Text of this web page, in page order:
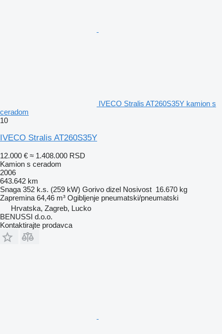
IVECO Stralis AT260S35Y kamion s
ceradom
10
IVECO Stralis AT260S35Y
12.000 € ≈ 1.408.000 RSD
Kamion s ceradom
2006
643.642 km
Snaga 352 k.s. (259 kW) Gorivo dizel Nosivost 16.670 kg
Zapremina 64,46 m³ Ogibljenje pneumatski/pneumatski
Hrvatska, Zagreb, Lucko
BENUSSI d.o.o.
Kontaktirajte prodavca